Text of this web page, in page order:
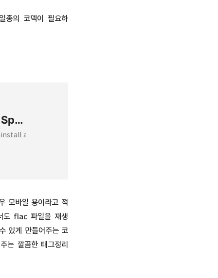
종의 코덱이 필요하
Directshow Filters for Ogg Vorbis, Speex, Theora and FLAC: Downloads
any previous version of these filters. (This is important!)
모바일 용이라고 적
도 flac 파일을 재생
있게 만들어주는 코
는 깔끔한 태그정리